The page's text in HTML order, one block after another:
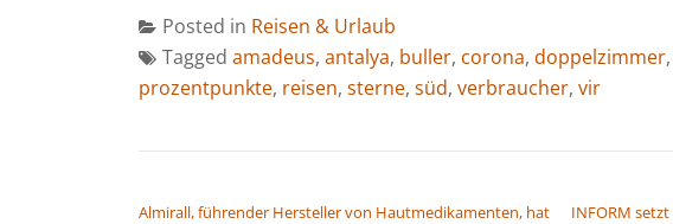
Posted in Reisen & Urlaub
Tagged amadeus, antalya, buller, corona, doppelzimmer,
prozentpunkte, reisen, sterne, süd, verbraucher, vir
Almirall, führender Hersteller von Hautmedikamenten, hat
INFORM